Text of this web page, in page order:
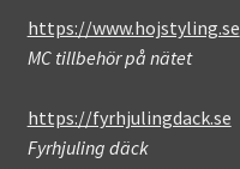
https://www.hojstyling.se
MC tillbehör på nätet
https://fyrhjulingdack.se
Fyrhjuling däck